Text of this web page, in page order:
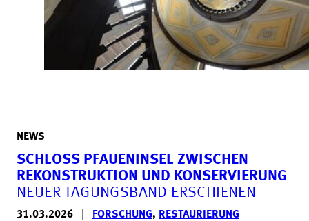
NEWS
SCHLOSS PFAUENINSEL ZWISCHEN
REKONSTRUKTION UND KONSERVIERUNG
NEUER TAGUNGSBAND ERSCHIENEN
31.03.2026 FORSCHUNG, RESTAURIERUNG